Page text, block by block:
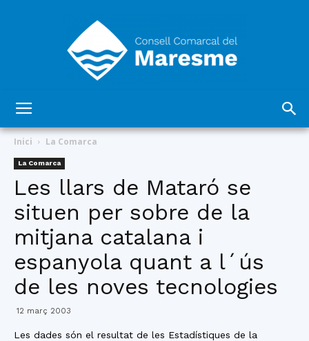
Comarcal
del
Inici La Comarca
La Comarca
Les llars de Mataró se
situen per sobre de la
mitjana catalana i
espanyola quant a l´ús
de les noves tecnologies
12 març 2003
Les dades són el resultat de les Estadístiques de la